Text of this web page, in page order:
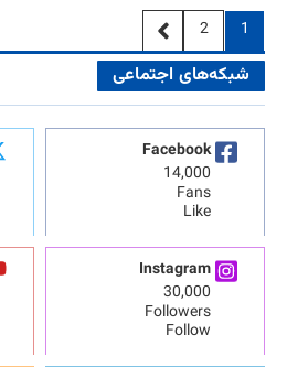
1
2
شبکه‌های اجتماعی
Facebook
14,000
Fans
Like
Instagram
30,000
Followers
Follow